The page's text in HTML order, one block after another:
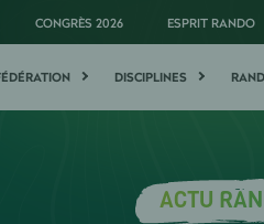
CONGRÈS 2026 ESPRIT RANDO
DISCIPLINES
ACTU